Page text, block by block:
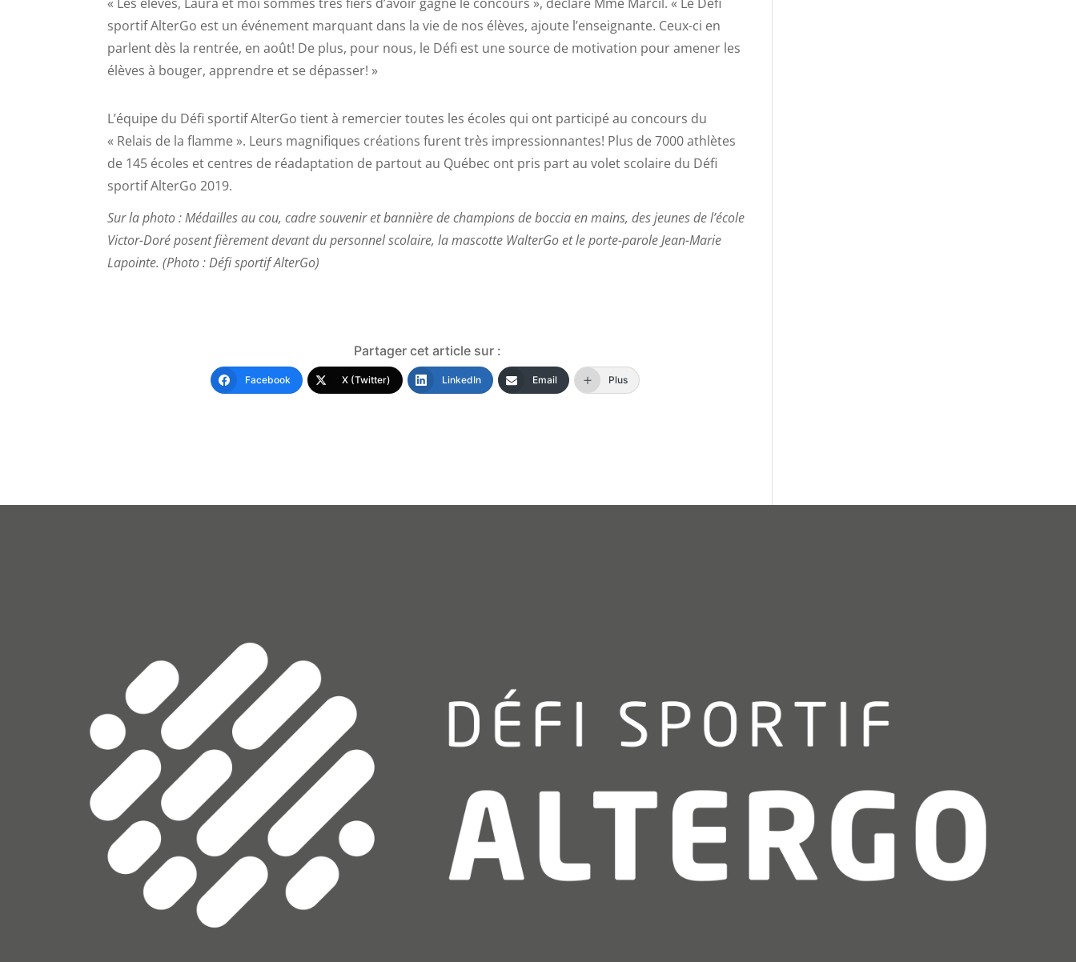
sportif AlterGo est un événement marquant dans la vie de nos élèves, ajoute l’enseignante. Ceux-ci en
parlent dès la rentrée, en août! De plus, pour nous, le Défi est une source de motivation pour amener les
élèves à bouger, apprendre et se dépasser! »
L’équipe du Défi sportif AlterGo tient à remercier toutes les écoles qui ont participé au concours du
« Relais de la flamme ». Leurs magnifiques créations furent très impressionnantes! Plus de 7000 athlètes
de 145 écoles et centres de réadaptation de partout au Québec ont pris part au volet scolaire du Défi
sportif AlterGo 2019.
Sur la photo : Médailles au cou, cadre souvenir et bannière de champions de boccia en mains, des jeunes de l’école
Victor-Doré posent fièrement devant du personnel scolaire, la mascotte WalterGo et le porte-parole Jean-Marie
Lapointe. (Photo : Défi sportif AlterGo)
Partager cet article sur :
Facebook X (Twitter) LinkedIn Email Plus